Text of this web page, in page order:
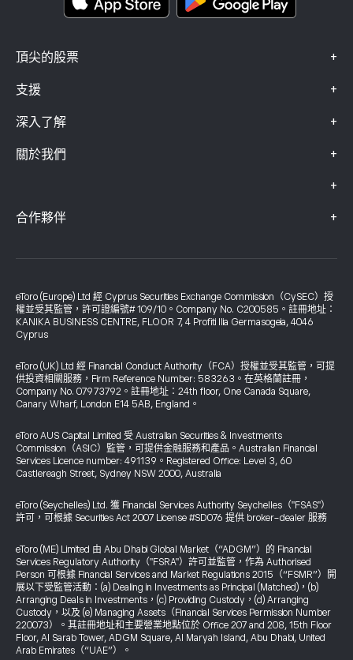
頂尖的股票 +
支援 +
深入了解 +
關於我們 +
+
合作夥伴 +
eToro (Europe) Ltd 經 Cyprus Securities Exchange Commission（CySEC）授
權並受其監管，許可證編號# 109/10。Company No. C200585。註冊地址：
KANIKA BUSINESS CENTRE, FLOOR 7, 4 Profiti Ilia Germasogeia, 4046
Cyprus
eToro (UK) Ltd 經 Financial Conduct Authority（FCA）授權並受其監管，可提
供投資相關服務，Firm Reference Number: 583263。在英格蘭註冊，
Company No. 07973792。註冊地址：24th floor, One Canada Square,
Canary Wharf, London E14 5AB, England。
eToro AUS Capital Limited 受 Australian Securities & Investments
Commission（ASIC）監管，可提供金融服務和產品。Australian Financial
Services Licence number: 491139。Registered Office: Level 3, 60
Castlereagh Street, Sydney NSW 2000, Australia
eToro (Seychelles) Ltd. 獲 Financial Services Authority Seychelles（"FSAS"）
許可，可根據 Securities Act 2007 License #SD076 提供 broker-dealer 服務
eToro (ME) Limited 由 Abu Dhabi Global Market（“ADGM”）的 Financial
Services Regulatory Authority（"FSRA"）許可並監管，作為 Authorised
Person 可根據 Financial Services and Market Regulations 2015（“FSMR”）開
展以下受監管活動：(a) Dealing in Investments as Principal (Matched)，(b)
Arranging Deals in Investments，(c) Providing Custody，(d) Arranging
Custody，以及 (e) Managing Assets（Financial Services Permission Number
220073）。其註冊地址和主要營業地點位於 Office 207 and 208, 15th Floor
Floor, Al Sarab Tower, ADGM Square, Al Maryah Island, Abu Dhabi, United
Arab Emirates（“UAE”）。